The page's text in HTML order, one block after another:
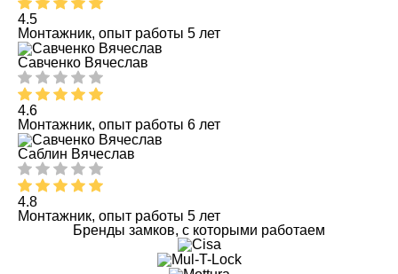
4.5
Монтажник, опыт работы 5 лет
Савченко Вячеслав
4.6
Монтажник, опыт работы 6 лет
Саблин Вячеслав
4.8
Монтажник, опыт работы 5 лет
Бренды замков, с которыми работаем